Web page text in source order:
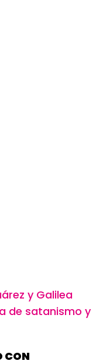
y Galilea
de satanismo y
CON